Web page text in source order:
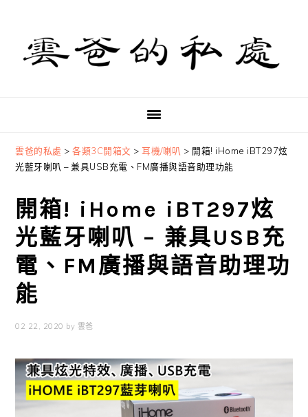
primary
navigation
content
primary
sidebar
雲爸的私處 >各類3C開箱文 > 耳機/喇叭 > 開箱! iHome iBT297炫
光藍牙喇叭 – 兼具USB充電、FM廣播與語音助理功能
開箱! iHome iBT297炫
光藍牙喇叭 – 兼具USB充
電、FM廣播與語音助理功
能
02 22, 2020 by 雲爸